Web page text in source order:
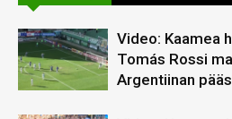
Video: Kaamea
Tomás Rossi
Argentiinan